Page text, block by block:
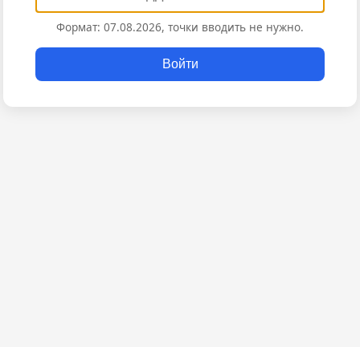
Формат: 07.08.2026, точки вводить не нужно.
Войти